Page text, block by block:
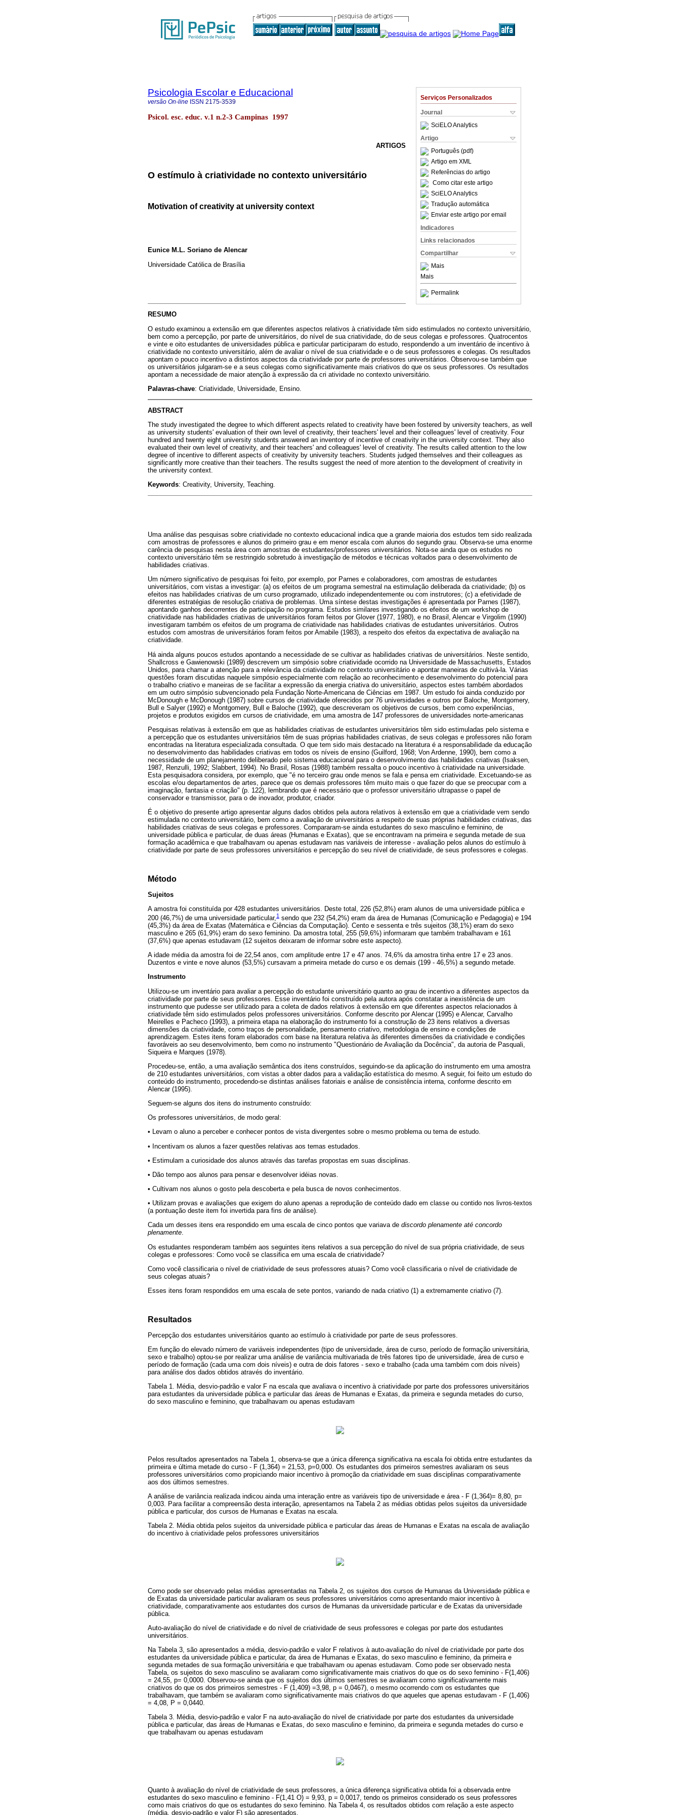
Serviços Personalizados
Journal
SciELO Analytics
Artigo
Português (pdf)
Artigo em XML
Referências do artigo
Como citar este artigo
SciELO Analytics
Tradução automática
Enviar este artigo por email
Indicadores
Links relacionados
Compartilhar
Mais
Mais
Permalink
Psicologia Escolar e Educacional
versão On-line ISSN 2175-3539
Psicol. esc. educ. v.1 n.2-3 Campinas 1997
ARTIGOS
O estímulo à criatividade no contexto universitário
Motivation of creativity at university context
Eunice M.L. Soriano de Alencar
Universidade Católica de Brasília
RESUMO
O estudo examinou a extensão em que diferentes aspectos relativos à criatividade têm sido estimulados no contexto universitário,
bem como a percepção, por parte de universitários, do nível de sua criatividade, do de seus colegas e professores. Quatrocentos
e vinte e oito estudantes de universidades pública e particular participaram do estudo, respondendo a um inventário de incentivo à
criatividade no contexto universitário, além de avaliar o nível de sua criatividade e o de seus professores e colegas. Os resultados
apontam o pouco incentivo a distintos aspectos da criatividade por parte de professores universitários. Observou-se também que
os universitários julgaram-se e a seus colegas como significativamente mais criativos do que os seus professores. Os resultados
apontam a necessidade de maior atenção à expressão da cri atividade no contexto universitário.
Palavras-chave: Criatividade, Universidade, Ensino.
ABSTRACT
The study investigated the degree to which different aspects related to creativity have been fostered by university teachers, as well
as university students' evaluation of their own level of creativity, their teachers' level and their colleagues' level of creativity. Four
hundred and twenty eight university students answered an inventory of incentive of creativity in the university context. They also
evaluated their own level of creativity, and their teachers' and colleagues' level of creativity. The results called attention to the low
degree of incentive to different aspects of creativity by university teachers. Students judged themselves and their colleagues as
significantly more creative than their teachers. The results suggest the need of more atention to the development of creativity in
the university context.
Keywords: Creativity, University, Teaching.
Uma análise das pesquisas sobre criatividade no contexto educacional indica que a grande maioria dos estudos tem sido realizada
com amostras de professores e alunos do primeiro grau e em menor escala com alunos do segundo grau. Observa-se uma enorme
carência de pesquisas nesta área com amostras de estudantes/professores universitários. Nota-se ainda que os estudos no
contexto universitário têm se restringido sobretudo à investigação de métodos e técnicas voltados para o desenvolvimento de
habilidades criativas.
Um número significativo de pesquisas foi feito, por exemplo, por Parnes e colaboradores, com amostras de estudantes
universitários, com vistas a investigar: (a) os efeitos de um programa semestral na estimulação deliberada da criatividade; (b) os
efeitos nas habilidades criativas de um curso programado, utilizado independentemente ou com instrutores; (c) a efetividade de
diferentes estratégias de resolução criativa de problemas. Uma síntese destas investigações é apresentada por Parnes (1987),
apontando ganhos decorrentes de participação no programa. Estudos similares investigando os efeitos de um workshop de
criatividade nas habilidades criativas de universitários foram feitos por Glover (1977, 1980), e no Brasil, Alencar e Virgolim (1990)
investigaram também os efeitos de um programa de criatividade nas habilidades criativas de estudantes universitários. Outros
estudos com amostras de universitários foram feitos por Amabile (1983), a respeito dos efeitos da expectativa de avaliação na
criatividade.
Há ainda alguns poucos estudos apontando a necessidade de se cultivar as habilidades criativas de universitários. Neste sentido,
Shallcross e Gawienowski (1989) descrevem um simpósio sobre criatividade ocorrido na Universidade de Massachusetts, Estados
Unidos, para chamar a atenção para a relevância da criatividade no contexto universitário e apontar maneiras de cultivá-la. Várias
questões foram discutidas naquele simpósio especialmente com relação ao reconhecimento e desenvolvimento do potencial para
o trabalho criativo e maneiras de se facilitar a expressão da energia criativa do universitário, aspectos estes também abordados
em um outro simpósio subvencionado pela Fundação Norte-Americana de Ciências em 1987. Um estudo foi ainda conduzido por
McDonough e McDonough (1987) sobre cursos de criatividade oferecidos por 76 universidades e outros por Baloche, Montgomery,
Bull e Salyer (1992) e Montgomery, Bull e Baloche (1992), que descreveram os objetivos de cursos, bem como experiências,
projetos e produtos exigidos em cursos de criatividade, em uma amostra de 147 professores de universidades norte-americanas
Pesquisas relativas à extensão em que as habilidades criativas de estudantes universitários têm sido estimuladas pelo sistema e
a percepção que os estudantes universitários têm de suas próprias habilidades criativas, de seus colegas e professores não foram
encontradas na literatura especializada consultada. O que tem sido mais destacado na literatura é a responsabilidade da educação
no desenvolvimento das habilidades criativas em todos os níveis de ensino (Guilford, 1968; Von Ardenne, 1990), bem como a
necessidade de um planejamento deliberado pelo sistema educacional para o desenvolvimento das habilidades criativas (Isaksen,
1987, Renzulli, 1992; Slabbert, 1994). No Brasil, Rosas (1988) também ressalta o pouco incentivo à criatividade na universidade.
Esta pesquisadora considera, por exemplo, que "é no terceiro grau onde menos se fala e pensa em criatividade. Excetuando-se as
escolas e/ou departamentos de artes, parece que os demais professores têm muito mais o que fazer do que se preocupar com a
imaginação, fantasia e criação" (p. 122), lembrando que é necessário que o professor universitário ultrapasse o papel de
conservador e transmissor, para o de inovador, produtor, criador.
É o objetivo do presente artigo apresentar alguns dados obtidos pela autora relativos à extensão em que a criatividade vem sendo
estimulada no contexto universitário, bem como a avaliação de universitários a respeito de suas próprias habilidades criativas, das
habilidades criativas de seus colegas e professores. Compararam-se ainda estudantes do sexo masculino e feminino, de
universidade pública e particular, de duas áreas (Humanas e Exatas), que se encontravam na primeira e segunda metade de sua
formação acadêmica e que trabalhavam ou apenas estudavam nas variáveis de interesse - avaliação pelos alunos do estímulo à
criatividade por parte de seus professores universitários e percepção do seu nível de criatividade, de seus professores e colegas.
Método
Sujeitos
A amostra foi constituída por 428 estudantes universitários. Deste total, 226 (52,8%) eram alunos de uma universidade pública e
200 (46,7%) de uma universidade particular,1 sendo que 232 (54,2%) eram da área de Humanas (Comunicação e Pedagogia) e 194
(45,3%) da área de Exatas (Matemática e Ciências da Computação). Cento e sessenta e três sujeitos (38,1%) eram do sexo
masculino e 265 (61,9%) eram do sexo feminino. Da amostra total, 255 (59,6%) informaram que também trabalhavam e 161
(37,6%) que apenas estudavam (12 sujeitos deixaram de informar sobre este aspecto).
A idade média da amostra foi de 22,54 anos, com amplitude entre 17 e 47 anos. 74,6% da amostra tinha entre 17 e 23 anos.
Duzentos e vinte e nove alunos (53,5%) cursavam a primeira metade do curso e os demais (199 - 46,5%) a segundo metade.
Instrumento
Utilizou-se um inventário para avaliar a percepção do estudante universitário quanto ao grau de incentivo a diferentes aspectos da
criatividade por parte de seus professores. Esse inventário foi construído pela autora após constatar a inexistência de um
instrumento que pudesse ser utilizado para a coleta de dados relativos à extensão em que diferentes aspectos relacionados à
criatividade têm sido estimulados pelos professores universitários. Conforme descrito por Alencar (1995) e Alencar, Carvalho
Meirelles e Pacheco (1993), a primeira etapa na elaboração do instrumento foi a construção de 23 itens relativos a diversas
dimensões da criatividade, como traços de personalidade, pensamento criativo, metodologia de ensino e condições de
aprendizagem. Estes itens foram elaborados com base na literatura relativa às diferentes dimensões da criatividade e condições
favoráveis ao seu desenvolvimento, bem como no instrumento "Questionário de Avaliação da Docência", da autoria de Pasquali,
Siqueira e Marques (1978).
Procedeu-se, então, a uma avaliação semântica dos itens construídos, seguindo-se da aplicação do instrumento em uma amostra
de 210 estudantes universitários, com vistas a obter dados para a validação estatística do mesmo. A seguir, foi feito um estudo do
conteúdo do instrumento, procedendo-se distintas análises fatoriais e análise de consistência interna, conforme descrito em
Alencar (1995).
Seguem-se alguns dos itens do instrumento construído:
Os professores universitários, de modo geral:
• Levam o aluno a perceber e conhecer pontos de vista divergentes sobre o mesmo problema ou tema de estudo.
• Incentivam os alunos a fazer questões relativas aos temas estudados.
• Estimulam a curiosidade dos alunos através das tarefas propostas em suas disciplinas.
• Dão tempo aos alunos para pensar e desenvolver idéias novas.
• Cultivam nos alunos o gosto pela descoberta e pela busca de novos conhecimentos.
• Utilizam provas e avaliações que exigem do aluno apenas a reprodução de conteúdo dado em classe ou contido nos livros-textos
(a pontuação deste item foi invertida para fins de análise).
Cada um desses itens era respondido em uma escala de cinco pontos que variava de discordo plenamente até concordo
plenamente.
Os estudantes responderam também aos seguintes itens relativos a sua percepção do nível de sua própria criatividade, de seus
colegas e professores: Como você se classifica em uma escala de criatividade?
Como você classificaria o nível de criatividade de seus professores atuais? Como você classificaria o nível de criatividade de
seus colegas atuais?
Esses itens foram respondidos em uma escala de sete pontos, variando de nada criativo (1) a extremamente criativo (7).
Resultados
Percepção dos estudantes universitários quanto ao estímulo à criatividade por parte de seus professores.
Em função do elevado número de variáveis independentes (tipo de universidade, área de curso, período de formação universitária,
sexo e trabalho) optou-se por realizar uma análise de variância multivariada de três fatores tipo de universidade, área de curso e
período de formação (cada uma com dois níveis) e outra de dois fatores - sexo e trabalho (cada uma também com dois níveis)
para análise dos dados obtidos através do inventário.
Tabela 1. Média, desvio-padrão e valor F na escala que avaliava o incentivo à criatividade por parte dos professores universitários
para estudantes da universidade pública e particular das áreas de Humanas e Exatas, da primeira e segunda metades do curso,
do sexo masculino e feminino, que trabalhavam ou apenas estudavam
Pelos resultados apresentados na Tabela 1, observa-se que a única diferença significativa na escala foi obtida entre estudantes da
primeira e última metade do curso - F (1,364) = 21,53, p=0,000. Os estudantes dos primeiros semestres avaliaram os seus
professores universitários como propiciando maior incentivo à promoção da criatividade em suas disciplinas comparativamente
aos dos últimos semestres.
A análise de variância realizada indicou ainda uma interação entre as variáveis tipo de universidade e área - F (1,364)= 8,80, p=
0,003. Para facilitar a compreensão desta interação, apresentamos na Tabela 2 as médias obtidas pelos sujeitos da universidade
pública e particular, dos cursos de Humanas e Exatas na escala.
Tabela 2. Média obtida pelos sujeitos da universidade pública e particular das áreas de Humanas e Exatas na escala de avaliação
do incentivo à criatividade pelos professores universitários
Como pode ser observado pelas médias apresentadas na Tabela 2, os sujeitos dos cursos de Humanas da Universidade pública e
de Exatas da universidade particular avaliaram os seus professores universitários como apresentando maior incentivo à
criatividade, comparativamente aos estudantes dos cursos de Humanas da universidade particular e de Exatas da universidade
pública.
Auto-avaliação do nível de criatividade e do nível de criatividade de seus professores e colegas por parte dos estudantes
universitários.
Na Tabela 3, são apresentados a média, desvio-padrão e valor F relativos à auto-avaliação do nível de criatividade por parte dos
estudantes da universidade pública e particular, da área de Humanas e Exatas, do sexo masculino e feminino, da primeira e
segunda metades de sua formação universitária e que trabalhavam ou apenas estudavam. Como pode ser observado nesta
Tabela, os sujeitos do sexo masculino se avaliaram como significativamente mais criativos do que os do sexo feminino - F(1,406)
= 24,55, p= 0,0000. Observou-se ainda que os sujeitos dos últimos semestres se avaliaram como significativamente mais
criativos do que os dos primeiros semestres - F (1,409) =3,98, p = 0,0467), o mesmo ocorrendo com os estudantes que
trabalhavam, que também se avaliaram como significativamente mais criativos do que aqueles que apenas estudavam - F (1,406)
= 4,08, P = 0,0440.
Tabela 3. Média, desvio-padrão e valor F na auto-avaliação do nível de criatividade por parte dos estudantes da universidade
pública e particular, das áreas de Humanas e Exatas, do sexo masculino e feminino, da primeira e segunda metades do curso e
que trabalhavam ou apenas estudavam
Quanto à avaliação do nível de criatividade de seus professores, a única diferença significativa obtida foi a observada entre
estudantes do sexo masculino e feminino - F(1,41 O) = 9,93, p = 0,0017, tendo os primeiros considerado os seus professores
como mais criativos do que os estudantes do sexo feminino. Na Tabela 4, os resultados obtidos com relação a este aspecto
(média, desvio-padrão e valor F) são apresentados.